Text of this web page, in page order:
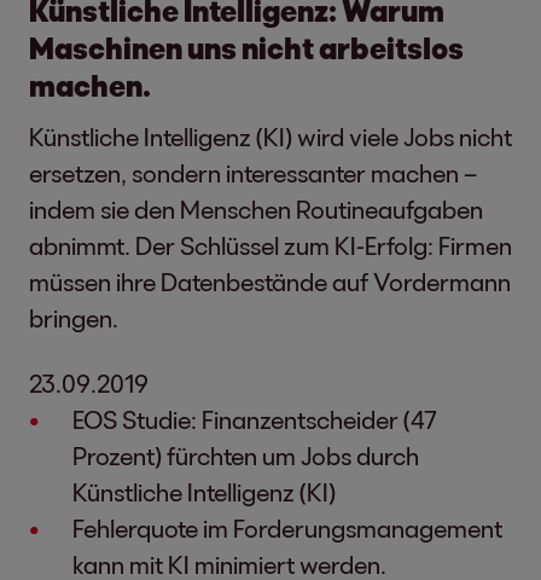
Künstliche Intelligenz: Warum
Maschinen uns nicht arbeitslos
machen.
Künstliche Intelligenz (KI) wird viele Jobs nicht
ersetzen, sondern interessanter machen –
indem sie den Menschen Routineaufgaben
abnimmt. Der Schlüssel zum KI-Erfolg: Firmen
müssen ihre Datenbestände auf Vordermann
bringen.
23.09.2019
EOS Studie: Finanzentscheider (47
Prozent) fürchten um Jobs durch
Künstliche Intelligenz (KI)
Fehlerquote im Forderungsmanagement
kann mit KI minimiert werden.